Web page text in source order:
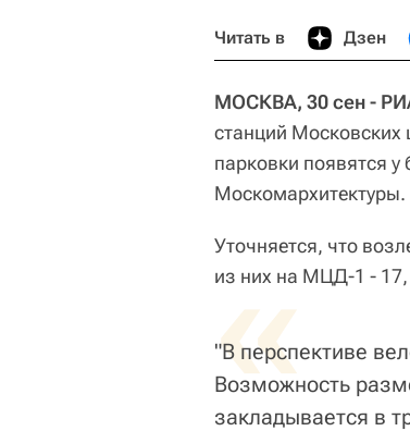
Читать в Дзен
МОСКВА, 30 сен -
станций Московских
парковки появятся
Москомархитектуры.
Уточняется, что
из них на МЦД-1 - 17,
«
"В перспективе
Возможность
закладывается в